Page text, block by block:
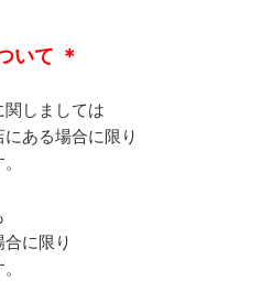
いて ＊
しましては
ある場合に限り
に限り